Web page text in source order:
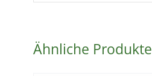
Ähnliche Produkte